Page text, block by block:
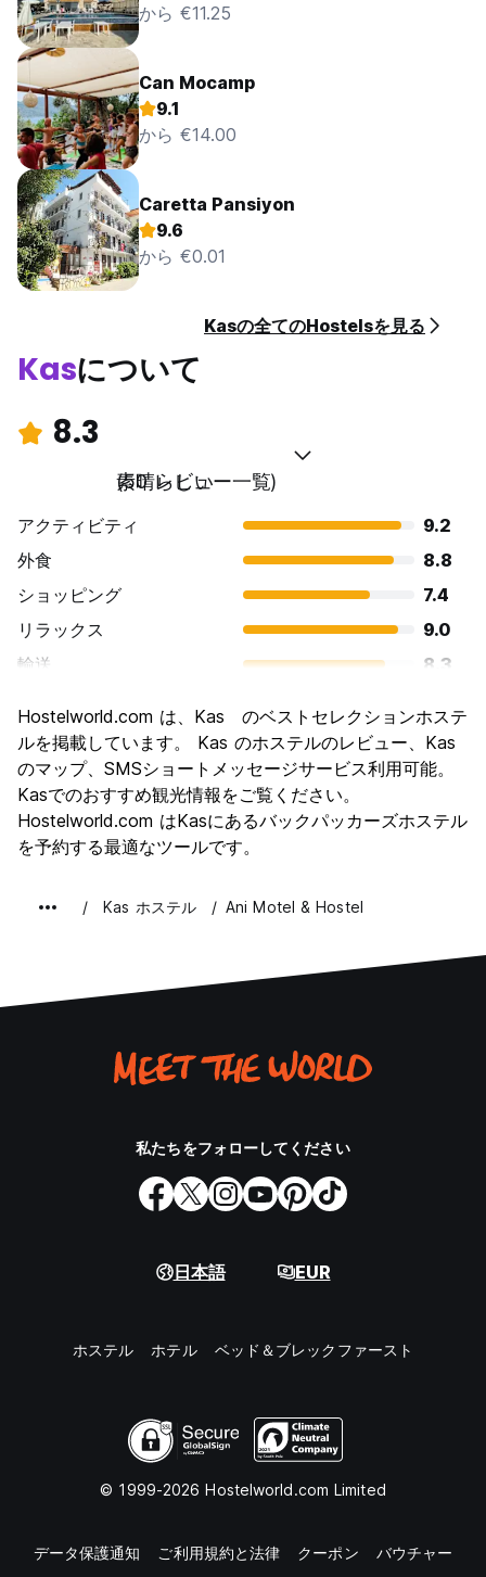
から €11.25
Can Mocamp
9.1
から €14.00
Caretta Pansiyon
9.6
から €0.01
Kasの全てのHostelsを見る
Kasについて
8.3
素晴らしい
(50 レビュー一覧)
アクティビティ
9.2
外食
8.8
ショッピング
7.4
リラックス
9.0
輸送
8.3
文化
7.8
ナイトライフ
7.0
コストパフォーマンス
Hostelworld.com は、Kas のベストセレクションホステ
ルを掲載しています。 Kas のホステルのレビュー、Kas
のマップ、SMSショートメッセージサービス利用可能。
Kasでのおすすめ観光情報をご覧ください。
Hostelworld.com はKasにあるバックパッカーズホステル
を予約する最適なツールです。
Kas ホステル Ani Motel & Hostel
私たちをフォローしてください
日本語 EUR
ホステル ホテル ベッド＆ブレックファースト
© 1999-2026 Hostelworld.com Limited
データ保護通知 ご利用規約と法律 クーポン バウチャー